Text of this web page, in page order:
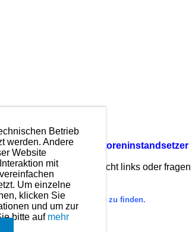
gibt.Als
der Kategorien-Übersicht links oder
übergeordneten Kategorie zu finden.
Betrieb
werden. Andere
Website
mit
Um einzelne
klicken Sie
und um zur
bitte auf mehr